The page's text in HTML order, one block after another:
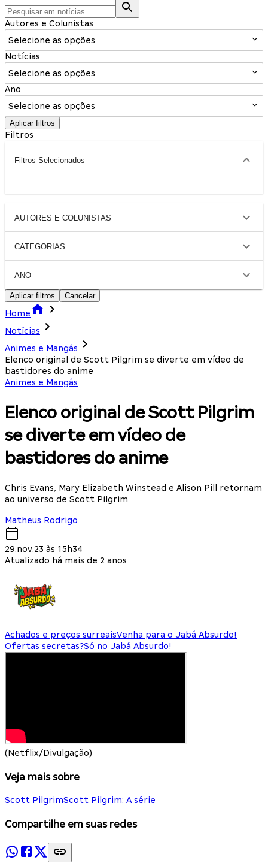
Autores e Colunistas
Selecione as opções
Notícias
Selecione as opções
Ano
Selecione as opções
Aplicar filtros
Filtros
Filtros Selecionados
AUTORES E COLUNISTAS
CATEGORIAS
ANO
Aplicar filtros Cancelar
Home
Notícias
Animes e Mangás
Elenco original de Scott Pilgrim se diverte em vídeo de
bastidores do anime
Animes e Mangás
Elenco original de Scott Pilgrim
se diverte em vídeo de
bastidores do anime
Chris Evans, Mary Elizabeth Winstead e Alison Pill retornam
ao universo de Scott Pilgrim
Matheus Rodrigo
29.nov.23 às 15h34
Atualizado há mais de 2 anos
Achados e preços surreaisVenha para o Jabá Absurdo!
Ofertas secretas?Só no Jabá Absurdo!
(Netflix/Divulgação)
Veja mais sobre
Scott PilgrimScott Pilgrim: A série
Compartilhe em suas redes